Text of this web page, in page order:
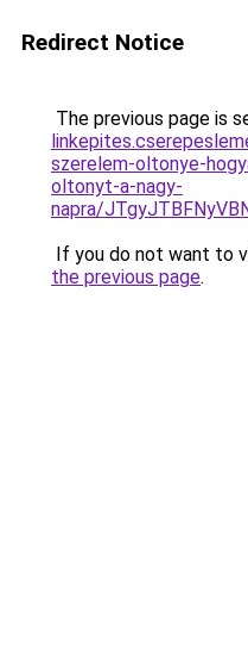
Redirect Notice
The previous page is
szerelem-oltonye-
oltonyt-a-nagy-
napra/
If you do not want to
the previous page.